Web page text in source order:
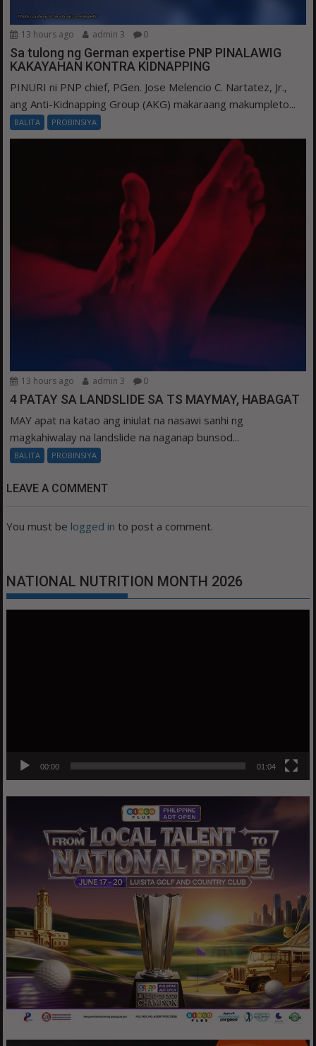
13 hours ago admin 3 0
Sa tulong ng German expertise PNP PINALAWIG
KAKAYAHAN KONTRA KIDNAPPING
PINURI ni PNP chief, PGen. Jose Melencio C. Nartatez, Jr.,
ang Anti-Kidnapping Group (AKG) makaraang makumpleto...
BALITA PROBINSIYA
13 hours ago admin 3 0
4 PATAY SA LANDSLIDE SA TS MAYMAY, HABAGAT
MAY apat na katao ang iniulat na nasawi sanhi ng
magkahiwalay na landslide na naganap bunsod...
BALITA PROBINSIYA
LEAVE A COMMENT
You must be logged in to post a comment.
NATIONAL NUTRITION MONTH 2026
00:00 01:04